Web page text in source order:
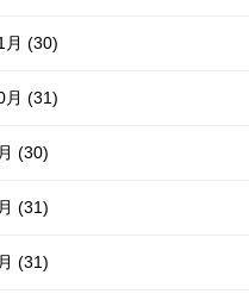
月 (30)
月 (31)
(30)
(31)
(31)